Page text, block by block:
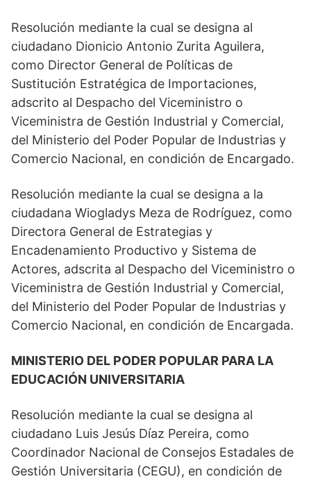
Resolución mediante la cual se designa al
ciudadano Dionicio Antonio Zurita Aguilera,
como Director General de Políticas de
Sustitución Estratégica de Importaciones,
adscrito al Despacho del Viceministro o
Viceministra de Gestión Industrial y Comercial,
del Ministerio del Poder Popular de Industrias y
Comercio Nacional, en condición de Encargado.
Resolución mediante la cual se designa a la
ciudadana Wiogladys Meza de Rodríguez, como
Directora General de Estrategias y
Encadenamiento Productivo y Sistema de
Actores, adscrita al Despacho del Viceministro o
Viceministra de Gestión Industrial y Comercial,
del Ministerio del Poder Popular de Industrias y
Comercio Nacional, en condición de Encargada.
MINISTERIO DEL PODER POPULAR PARA LA
EDUCACIÓN UNIVERSITARIA
Resolución mediante la cual se designa al
ciudadano Luis Jesús Díaz Pereira, como
Coordinador Nacional de Consejos Estadales de
Gestión Universitaria (CEGU), en condición de